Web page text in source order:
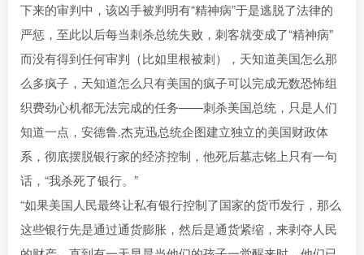
下来的审判中，该凶手被判明有“精神病”于是逃脱了法律的
严惩，至此以后每当刺杀总统失败，刺客就变成了“精神病”
而没有得到任何审判（比如里根被刺），天知道美国怎么那
么多疯子，天知道怎么只有美国的疯子可以完成无数恐怖组
织费劲心机都无法完成的任务——刺杀美国总统，只是人们
知道一点，安德鲁.杰克迅总统企图建立独立的美国财政体
系，彻底摆脱银行家的经济控制，他死后墓志铭上只有一句
话，“我杀死了银行。”
“如果美国人民最终让私有银行控制了国家的货币发行，那么
这些银行先是通过通货膨胀，然后是通货紧缩，来剥夺人民